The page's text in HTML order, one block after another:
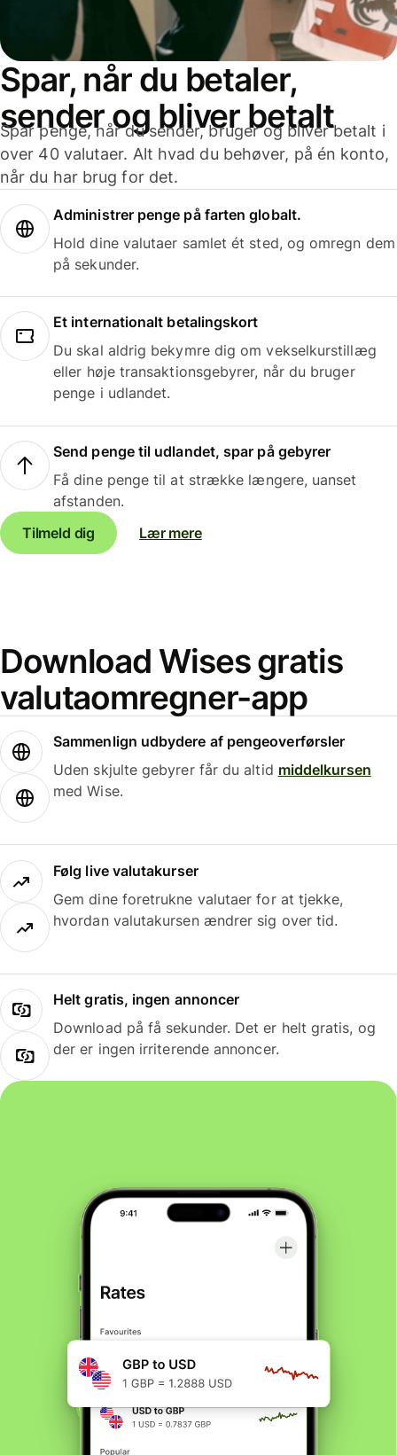
Spar, når du betaler,
sender og bliver betalt
Spar penge, når du sender, bruger og bliver betalt i
over 40 valutaer. Alt hvad du behøver, på én konto,
når du har brug for det.
Administrer penge på farten globalt.
Hold dine valutaer samlet ét sted, og omregn dem
på sekunder.
Et internationalt betalingskort
Du skal aldrig bekymre dig om vekselkurstillæg
eller høje transaktionsgebyrer, når du bruger
penge i udlandet.
Send penge til udlandet, spar på gebyrer
Få dine penge til at strække længere, uanset
afstanden.
Tilmeld dig
Lær mere
Download Wises gratis
valutaomregner-app
Sammenlign udbydere af pengeoverførsler
Uden skjulte gebyrer får du altid middelkursen
med Wise.
Følg live valutakurser
Gem dine foretrukne valutaer for at tjekke,
hvordan valutakursen ændrer sig over tid.
Helt gratis, ingen annoncer
Download på få sekunder. Det er helt gratis, og
der er ingen irriterende annoncer.